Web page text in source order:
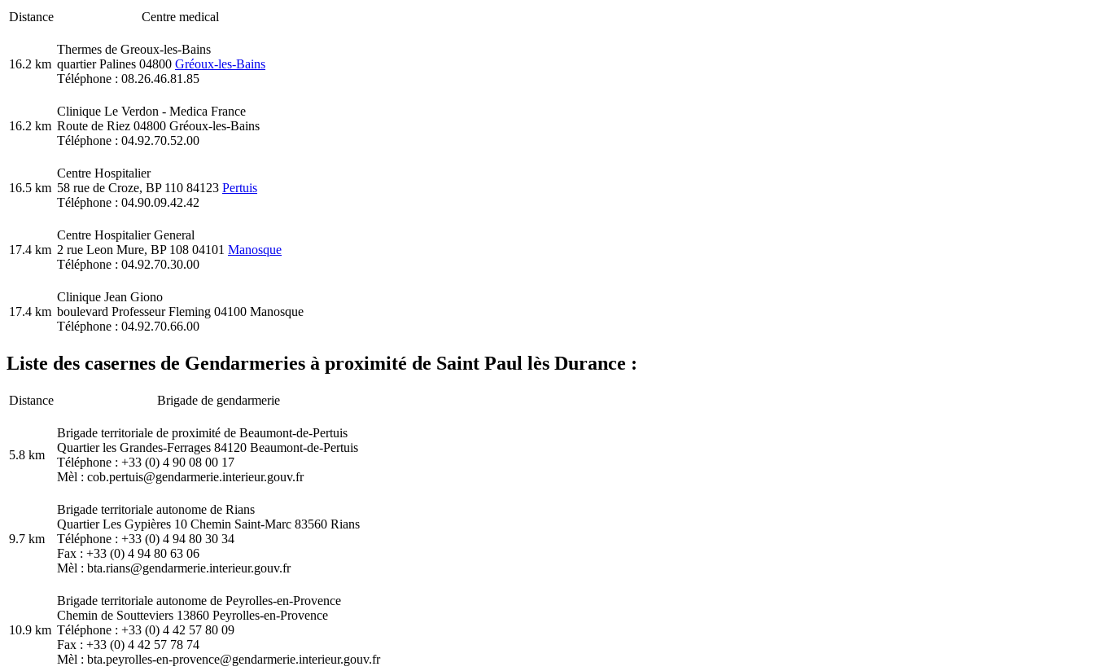
Distance Centre medical
16.2 km
Thermes de Greoux-les-Bains
quartier Palines 04800 Gréoux-les-Bains
Téléphone : 08.26.46.81.85
16.2 km
Clinique Le Verdon - Medica France
Route de Riez 04800 Gréoux-les-Bains
Téléphone : 04.92.70.52.00
16.5 km
Centre Hospitalier
58 rue de Croze, BP 110 84123 Pertuis
Téléphone : 04.90.09.42.42
17.4 km
Centre Hospitalier General
2 rue Leon Mure, BP 108 04101 Manosque
Téléphone : 04.92.70.30.00
17.4 km
Clinique Jean Giono
boulevard Professeur Fleming 04100 Manosque
Téléphone : 04.92.70.66.00
Liste des casernes de Gendarmeries à proximité de Saint Paul lès Durance :
Distance Brigade de gendarmerie
5.8 km
Brigade territoriale de proximité de Beaumont-de-Pertuis
Quartier les Grandes-Ferrages 84120 Beaumont-de-Pertuis
Téléphone : +33 (0) 4 90 08 00 17
Mèl : cob.pertuis@gendarmerie.interieur.gouv.fr
9.7 km
Brigade territoriale autonome de Rians
Quartier Les Gypières 10 Chemin Saint-Marc 83560 Rians
Téléphone : +33 (0) 4 94 80 30 34
Fax : +33 (0) 4 94 80 63 06
Mèl : bta.rians@gendarmerie.interieur.gouv.fr
10.9 km
Brigade territoriale autonome de Peyrolles-en-Provence
Chemin de Soutteviers 13860 Peyrolles-en-Provence
Téléphone : +33 (0) 4 42 57 80 09
Fax : +33 (0) 4 42 57 78 74
Mèl : bta.peyrolles-en-provence@gendarmerie.interieur.gouv.fr